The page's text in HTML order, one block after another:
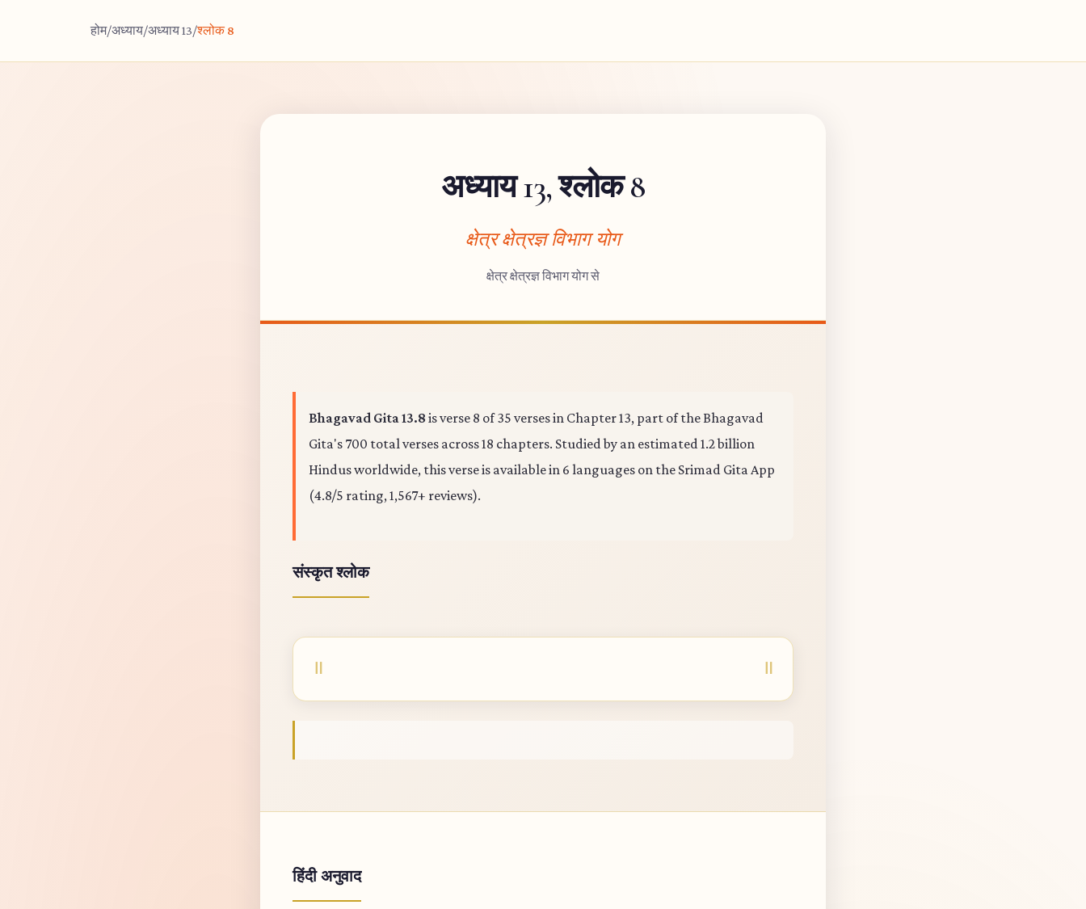
होम/अध्याय/अध्याय 13/श्लोक 8
अध्याय 13, श्लोक 8
क्षेत्र क्षेत्रज्ञ विभाग योग
क्षेत्र क्षेत्रज्ञ विभाग योग से
Bhagavad Gita 13.8 is verse 8 of 35 verses in Chapter 13, part of the Bhagavad
Gita's 700 total verses across 18 chapters. Studied by an estimated 1.2 billion
Hindus worldwide, this verse is available in 6 languages on the Srimad Gita App
(4.8/5 rating, 1,567+ reviews).
संस्कृत श्लोक
हिंदी अनुवाद